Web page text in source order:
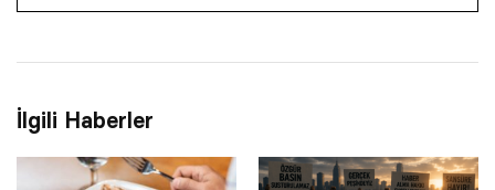
İlgili Haberler